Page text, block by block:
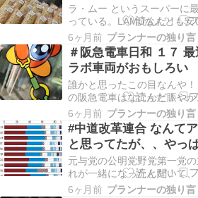
うことは忙しかったってこ
２０２５年は、、、と振り
０２６年 ３月４日です…
（＃LAMU) の一押しや
ラ・ムー というスーパーに
っている。LAMUなんとも安
てたまたま行った日には 塩焼
ドック９２円があった。税込
焼きそばの乗っている量のバ
悪いが多さが半端ない定番の
ばドックと殆ど差は無いが
使ってない分１円安いちな
の金額でこの量のポ…
6ヶ月前 プランナーの独り言
＃阪急電車日和 １７ 最
ラボ車両がおもしろい
誰かと思ったこの目なんや
の阪急電車はなにかと賑や
なコラボペイント車両がある
ならこの 星のカーヴィーとの
やな！
6ヶ月前 プランナーの独り言
#中道改革連合 なんて
と思ってたが、、やっ
や！ 議席半数近く失う
み、
元与党の公明党野党第一党
れが一緒になったと聞いて
ゃ？っと思っていたがやっぱ
6ヶ月前 プランナーの独り言